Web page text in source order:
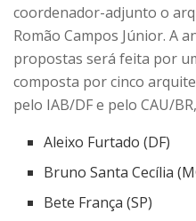
coordenador-adjunto o
Romão Campos Júnior. A
propostas será feita por
composta por cinco
pelo IAB/DF e pelo CAU/
Aleixo Furtado (DF)
Bruno Santa Cecília
Bete França (SP)